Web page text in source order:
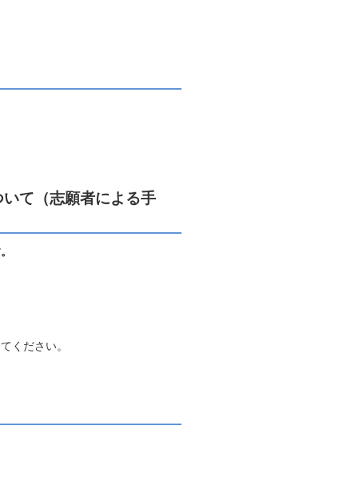
て（志願者による手
ください。